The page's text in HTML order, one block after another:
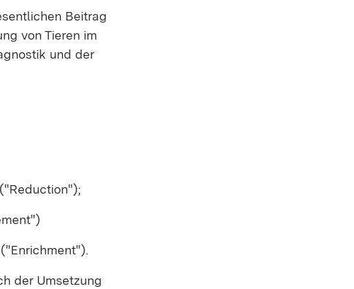
Beitrag
von Tieren im
und der
der Umsetzung